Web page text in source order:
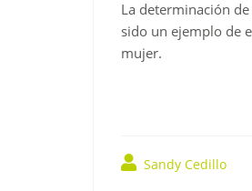
La determinación
sido un ejemplo de
mujer.
Sandy Cedillo